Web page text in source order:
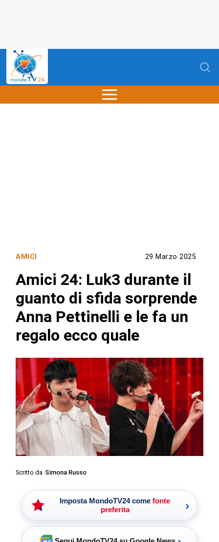
AMICI 29 Marzo 2025
Amici 24: Luk3 durante il
guanto di sfida sorprende
Anna Pettinelli e le fa un
regalo ecco quale
Scritto da Simona Russo
Imposta MondoTV24 come fonte
preferita
›